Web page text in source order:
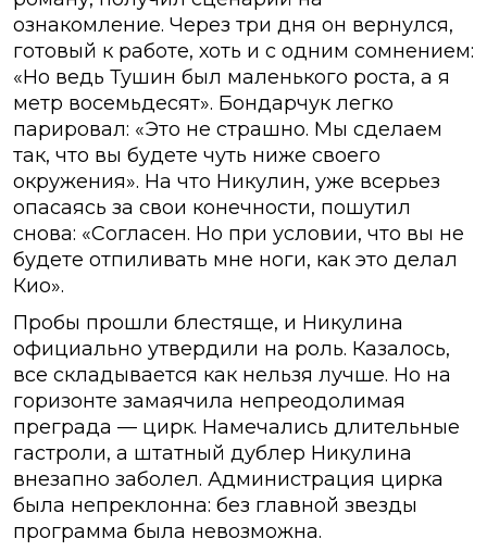
ознакомление. Через три дня он вернулся,
готовый к работе, хоть и с одним сомнением:
«Но ведь Тушин был маленького роста, а я
метр восемьдесят». Бондарчук легко
парировал: «Это не страшно. Мы сделаем
так, что вы будете чуть ниже своего
окружения». На что Никулин, уже всерьез
опасаясь за свои конечности, пошутил
снова: «Согласен. Но при условии, что вы не
будете отпиливать мне ноги, как это делал
Кио».
Пробы прошли блестяще, и Никулина
официально утвердили на роль. Казалось,
все складывается как нельзя лучше. Но на
горизонте замаячила непреодолимая
преграда — цирк. Намечались длительные
гастроли, а штатный дублер Никулина
внезапно заболел. Администрация цирка
была непреклонна: без главной звезды
программа была невозможна.